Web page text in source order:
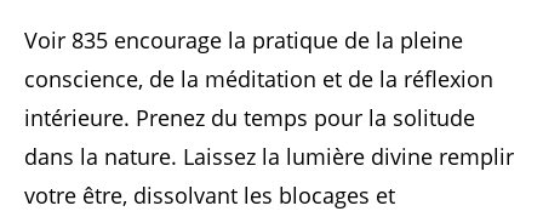
Voir 835 encourage la pratique de la pleine
conscience, de la méditation et de la réflexion
intérieure. Prenez du temps pour la solitude
dans la nature. Laissez la lumière divine remplir
votre être, dissolvant les blocages et